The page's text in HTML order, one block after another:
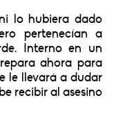
lo hubiera dado
pertenecían a
Interno en un
ahora para
le llevará a dudar
recibir al asesino